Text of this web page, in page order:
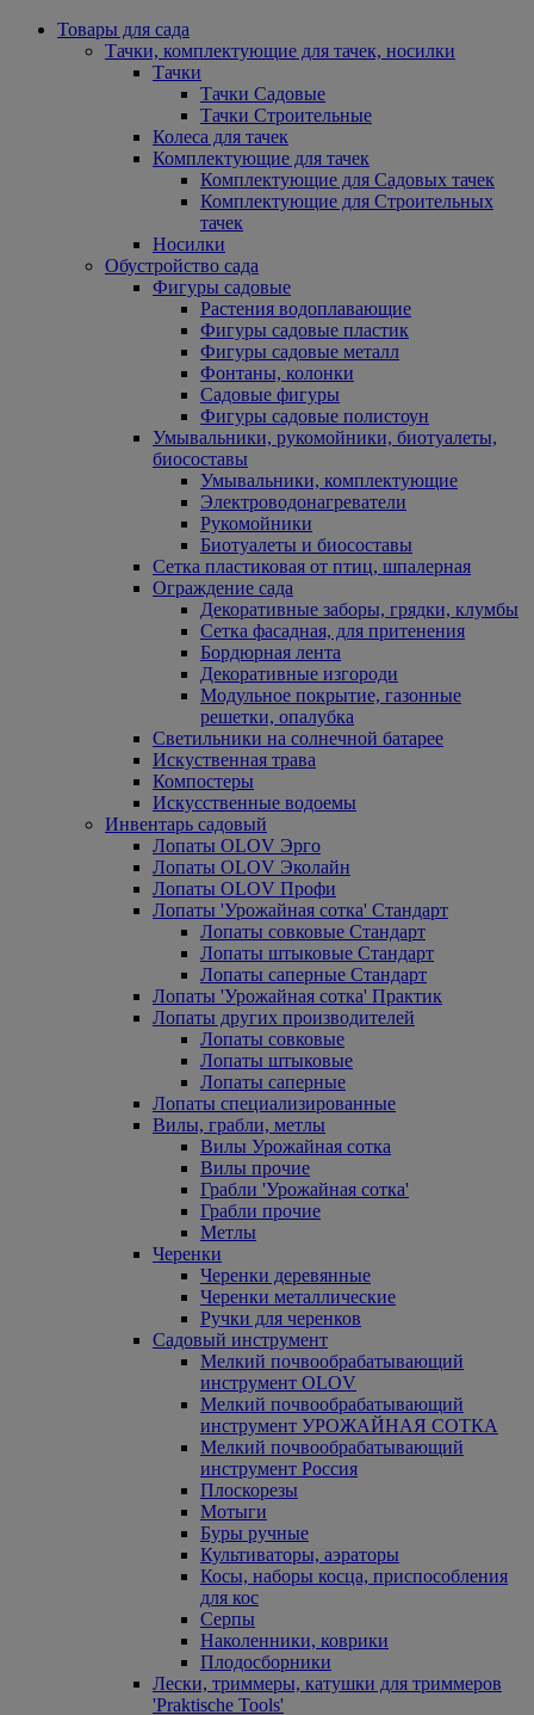
Товары для сада
Тачки, комплектующие для тачек, носилки
Тачки
Тачки Садовые
Тачки Строительные
Колеса для тачек
Комплектующие для тачек
Комплектующие для Садовых тачек
Комплектующие для Строительных
тачек
Носилки
Обустройство сада
Фигуры садовые
Растения водоплавающие
Фигуры садовые пластик
Фигуры садовые металл
Фонтаны, колонки
Садовые фигуры
Фигуры садовые полистоун
Умывальники, рукомойники, биотуалеты,
биосоставы
Умывальники, комплектующие
Электроводонагреватели
Рукомойники
Биотуалеты и биосоставы
Сетка пластиковая от птиц, шпалерная
Ограждение сада
Декоративные заборы, грядки, клумбы
Сетка фасадная, для притенения
Бордюрная лента
Декоративные изгороди
Модульное покрытие, газонные
решетки, опалубка
Светильники на солнечной батарее
Искуственная трава
Компостеры
Искусственные водоемы
Инвентарь садовый
Лопаты OLOV Эрго
Лопаты OLOV Эколайн
Лопаты OLOV Профи
Лопаты 'Урожайная сотка' Стандарт
Лопаты совковые Стандарт
Лопаты штыковые Стандарт
Лопаты саперные Стандарт
Лопаты 'Урожайная сотка' Практик
Лопаты других производителей
Лопаты совковые
Лопаты штыковые
Лопаты саперные
Лопаты специализированные
Вилы, грабли, метлы
Вилы Урожайная сотка
Вилы прочие
Грабли 'Урожайная сотка'
Грабли прочие
Метлы
Черенки
Черенки деревянные
Черенки металлические
Ручки для черенков
Садовый инструмент
Мелкий почвообрабатывающий
инструмент OLOV
Мелкий почвообрабатывающий
инструмент УРОЖАЙНАЯ СОТКА
Мелкий почвообрабатывающий
инструмент Россия
Плоскорезы
Мотыги
Буры ручные
Культиваторы, аэраторы
Косы, наборы косца, приспособления
для кос
Серпы
Наколенники, коврики
Плодосборники
Лески, триммеры, катушки для триммеров
'Praktische Tools'